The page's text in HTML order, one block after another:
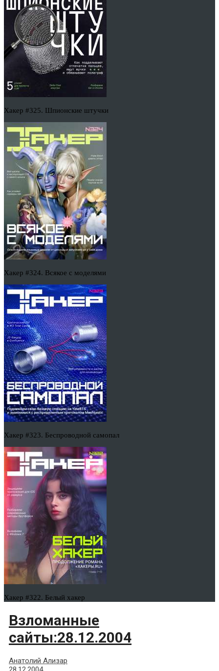
Хакер #325. Шпионские штучки
Хакер #324. Всякое с моделями
Хакер #323. Беспроводной самопал
Хакер #322. Белый хакер
Взломанные
сайты:28.12.2004
Анатолий Ализар